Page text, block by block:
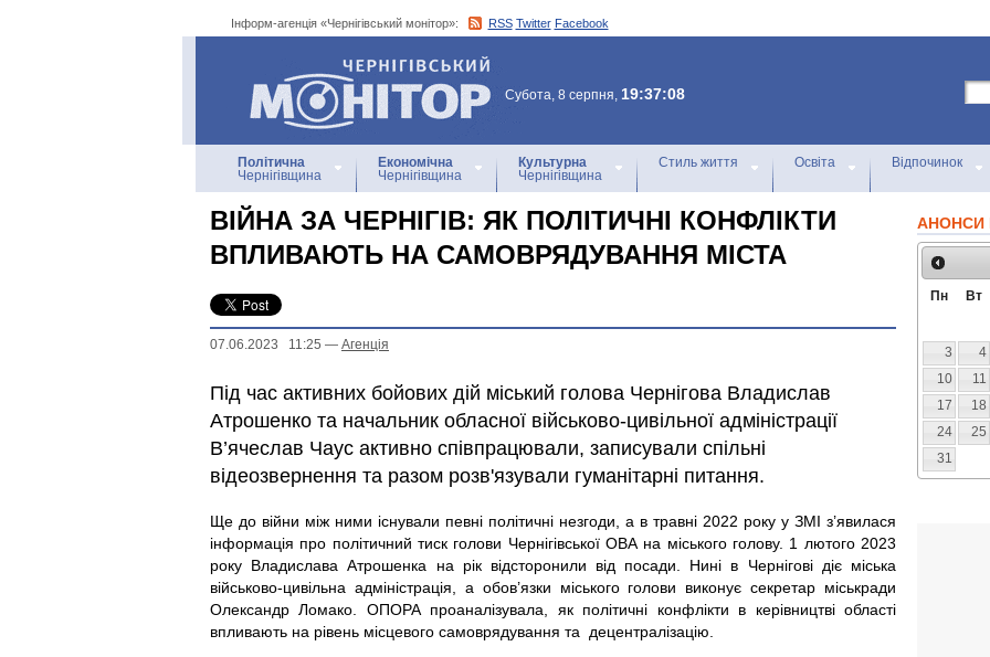
Інформ-агенція «Чернігівський монітор»: RSS Twitter Facebook
Інформ-агенція
«Чернігівський монітор»
Субота, 8 серпня, 19:37:08
Політична
Чернігівщина
Економічна
Чернігівщина
Культурна
Чернігівщина
Стиль життя Освіта Відпочинок
ВІЙНА ЗА ЧЕРНІГІВ: ЯК ПОЛІТИЧНІ КОНФЛІКТИ
ВПЛИВАЮТЬ НА САМОВРЯДУВАННЯ МІСТА
07.06.2023 11:25 — Агенцiя
Під час активних бойових дій міський голова Чернігова Владислав
Атрошенко та начальник обласної військово-цивільної адміністрації
В’ячеслав Чаус активно співпрацювали, записували спільні
відеозвернення та разом розв'язували гуманітарні питання.
Ще до війни між ними існували певні політичні незгоди, а в травні 2022 року у ЗМІ з’явилася
інформація про політичний тиск голови Чернігівської ОВА на міського голову. 1 лютого 2023
року Владислава Атрошенка на рік відсторонили від посади. Нині в Чернігові діє міська
військово-цивільна адміністрація, а обов’язки міського голови виконує секретар міськради
Олександр Ломако. ОПОРА проаналізувала, як політичні конфлікти в керівництві області
впливають на рівень місцевого самоврядування та децентралізацію.
АНОНСИ
Пн Вт
3
4
10
11
17
18
24
25
31